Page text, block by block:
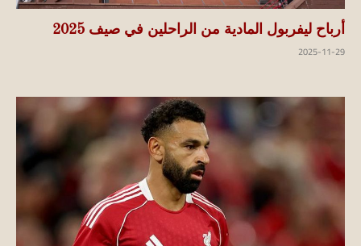
أرباح ليفربول المادية من الراحلين في صيف 2025
2025-11-29